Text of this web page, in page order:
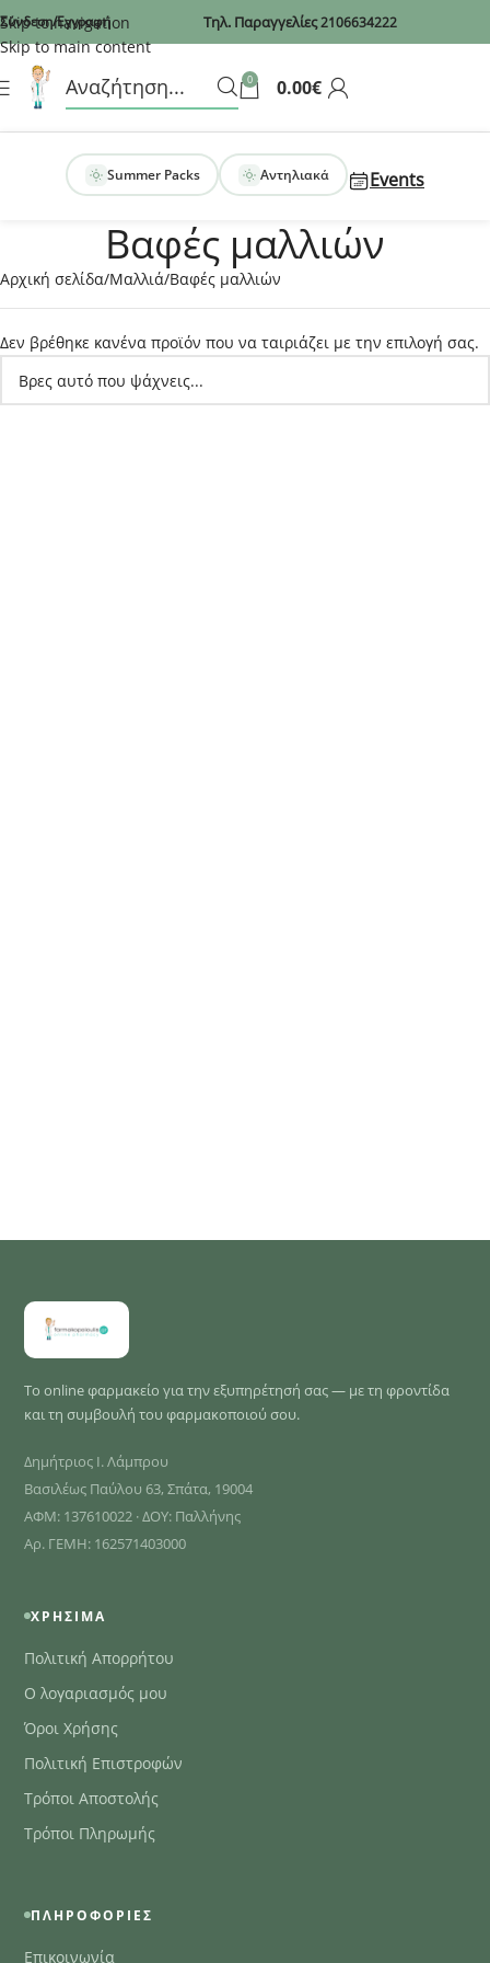
Recaptcha
Skip to navigation
Skip to main content
Σύνδεση/Εγγραφή Τηλ. Παραγγελίες2106634222
0 0.00€
Summer Packs Αντηλιακά Events
Βαφές μαλλιών
Αρχική σελίδα Μαλλιά Βαφές μαλλιών
Δεν βρέθηκε κανένα προϊόν που να ταιριάζει με την επιλογή σας.
Το online φαρμακείο για την εξυπηρέτησή σας — με τη φροντίδα
και τη συμβουλή του φαρμακοποιού σου.
Δημήτριος Ι. Λάμπρου
Βασιλέως Παύλου 63, Σπάτα, 19004
ΑΦΜ: 137610022 · ΔΟΥ: Παλλήνης
Αρ. ΓΕΜΗ: 162571403000
ΧΡΉΣΙΜΑ
Πολιτική Απορρήτου
Ο λογαριασμός μου
Όροι Χρήσης
Πολιτική Επιστροφών
Τρόποι Αποστολής
Τρόποι Πληρωμής
ΠΛΗΡΟΦΟΡΊΕΣ
Επικοινωνία